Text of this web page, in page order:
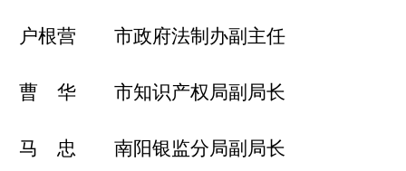
户根营 市政府法制办副主任
曹 华 市知识产权局副局长
马 忠 南阳银监分局副局长